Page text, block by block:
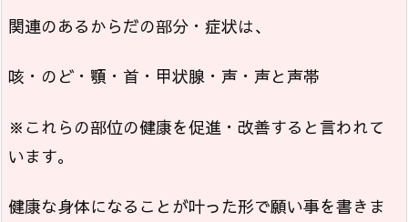
関連のあるからだの部分・症状は、
咳・のど・顎・首・甲状腺・声・声と声帯
※これらの部位の健康を促進・改善すると言われて
います。
健康な身体になることが叶った形で願い事を書きま